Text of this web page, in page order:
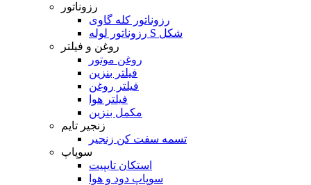
رزوناتور
رزوناتور کله گاوی
رزوناتور لوله S شکل
روغن و فیلتر
روغن موتور
فیلتر بنزین
فیلتر روغن
فیلتر هوا
مکمل بنزین
زنجیر تایم
تسمه سفت کن زنجیر
سوپاپ
استکان تایپیت
سوپاپ دود و هوا